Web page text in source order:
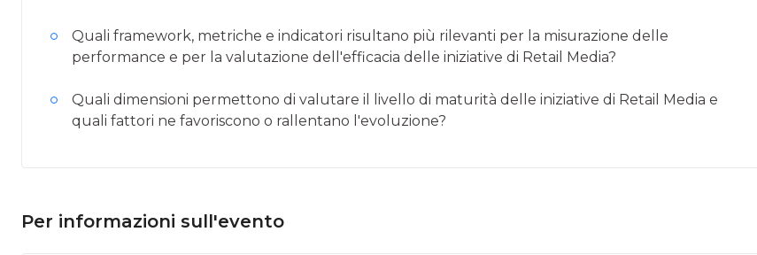
Quali framework, metriche e indicatori risultano più rilevanti per la misurazione delle
performance e per la valutazione dell'efficacia delle iniziative di Retail Media?
Quali dimensioni permettono di valutare il livello di maturità delle iniziative di Retail Media e
quali fattori ne favoriscono o rallentano l'evoluzione?
Per informazioni sull'evento